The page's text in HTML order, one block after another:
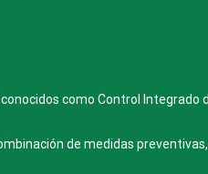
como Control Integrado
de medidas